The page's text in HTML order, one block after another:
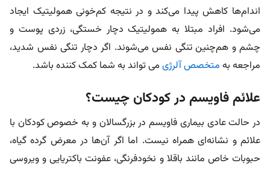
اندام‌ها کاهش پیدا می‌کند و در نتیجه کم‌خونی همولیتیک ایجاد
می‌شود. افراد مبتلا به همولیتیک دچار خستگی، زردی پوست و
چشم و هم‌چنین تنگی نفس می‌شوند. اگر دچار تنگی نفس شدید،
مراجعه به متخصص آلرژی می تواند به شما کمک کننده باشد.
علائم فاویسم در کودکان چیست؟
در حالت عادی بیماری فاویسم در بزرگسالان و به خصوص کودکان با
علائم و نشانه‌ای همراه نیست. اما اگر آن‌ها در معرض گرده گیاه،
حبوبات خاص مانند باقلا و نخودفرنگی، عفونت باکتریایی و ویروسی